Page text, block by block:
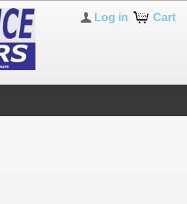
Cart
Log in